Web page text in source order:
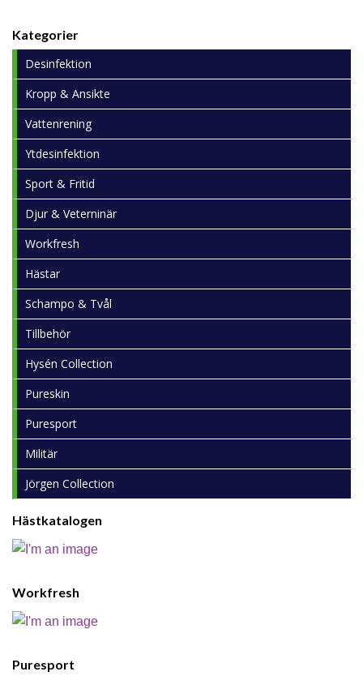
Kategorier
Desinfektion
Kropp & Ansikte
Vattenrening
Ytdesinfektion
Sport & Fritid
Djur & Veterninär
Workfresh
Hästar
Schampo & Tvål
Tillbehör
Hysén Collection
Pureskin
Puresport
Militär
Jörgen Collection
Hästkatalogen
Workfresh
Puresport